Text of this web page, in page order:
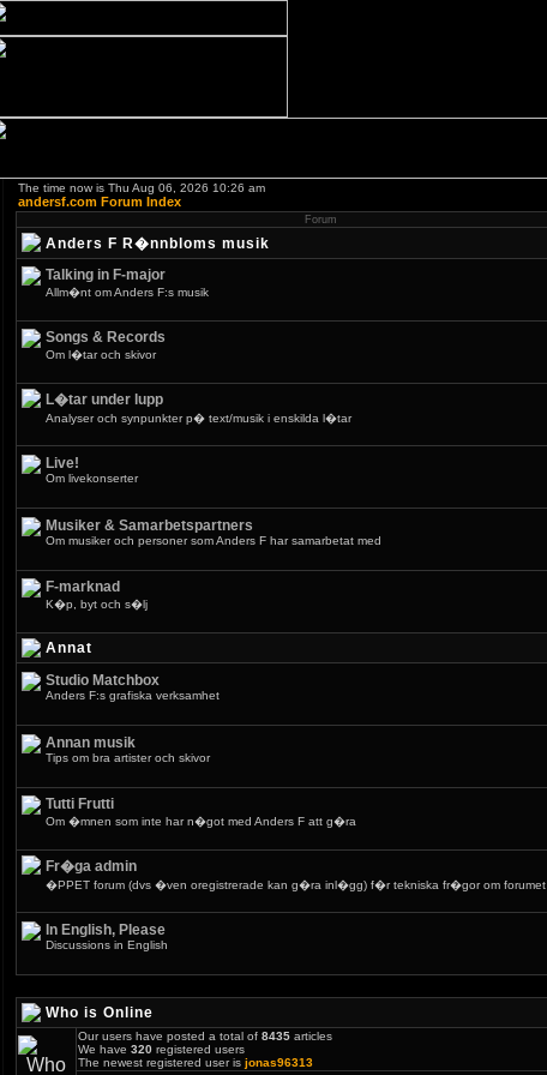
The time now is Thu Aug 06, 2026 10:26 am
andersf.com Forum Index
Forum
Anders F R�nnbloms musik
Talking in F-major
Allm�nt om Anders F:s musik
Songs & Records
Om l�tar och skivor
L�tar under lupp
Analyser och synpunkter p� text/musik i enskilda l�tar
Live!
Om livekonserter
Musiker & Samarbetspartners
Om musiker och personer som Anders F har samarbetat med
F-marknad
K�p, byt och s�lj
Annat
Studio Matchbox
Anders F:s grafiska verksamhet
Annan musik
Tips om bra artister och skivor
Tutti Frutti
Om �mnen som inte har n�got med Anders F att g�ra
Fr�ga admin
�PPET forum (dvs �ven oregistrerade kan g�ra inl�gg) f�r tekniska fr�gor om forumet
In English, Please
Discussions in English
Who is Online
Our users have posted a total of 8435 articles
We have 320 registered users
The newest registered user is jonas96313